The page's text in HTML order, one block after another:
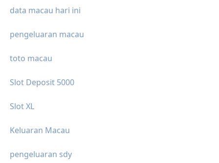
data macau hari ini
pengeluaran macau
toto macau
Slot Deposit 5000
Slot XL
Keluaran Macau
pengeluaran sdy